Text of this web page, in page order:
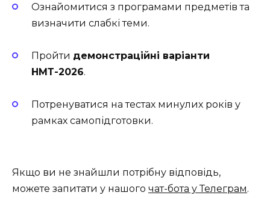
Ознайомитися з програмами предметів та
визначити слабкі теми.
Пройти демонстраційні варіанти
НМТ-2026.
Потренуватися на тестах минулих років у
рамках самопідготовки.
Якщо ви не знайшли потрібну відповідь,
можете запитати у нашого чат-бота у Телеграм.